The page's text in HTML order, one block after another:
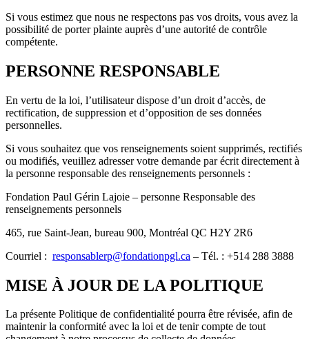
Si vous estimez que nous ne respectons pas vos droits, vous avez la
possibilité de porter plainte auprès d’une autorité de contrôle
compétente.
PERSONNE RESPONSABLE
En vertu de la loi, l’utilisateur dispose d’un droit d’accès, de
rectification, de suppression et d’opposition de ses données
personnelles.
Si vous souhaitez que vos renseignements soient supprimés, rectifiés
ou modifiés, veuillez adresser votre demande par écrit directement à
la personne responsable des renseignements personnels :
Fondation Paul Gérin Lajoie – personne Responsable des
renseignements personnels
465, rue Saint-Jean, bureau 900, Montréal QC H2Y 2R6
Courriel : responsablerp@fondationpgl.ca – Tél. : +514 288 3888
MISE À JOUR DE LA POLITIQUE
La présente Politique de confidentialité pourra être révisée, afin de
maintenir la conformité avec la loi et de tenir compte de tout